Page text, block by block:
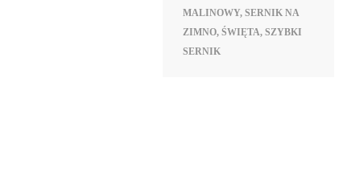
MALINOWY, SERNIK NA
ZIMNO, ŚWIĘTA, SZYBKI
SERNIK